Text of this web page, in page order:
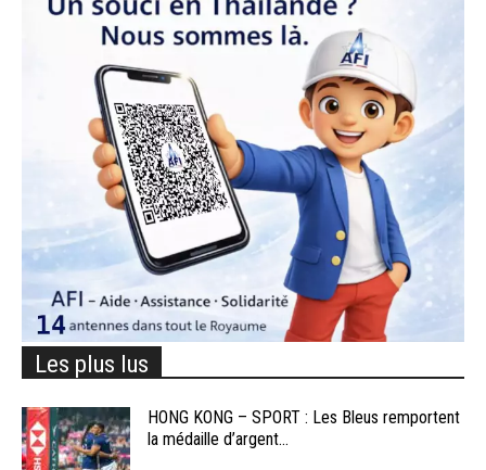
Les plus lus
HONG KONG – SPORT : Les Bleus remportent
la médaille d’argent...